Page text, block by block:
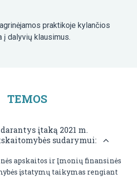
praktikoje kylančios
į dalyvių klausimus.
TEMOS
įtaką 2021 m.
sudarymui:
apskaitos ir Įmonių finansinės
įstatymų taikymas rengiant